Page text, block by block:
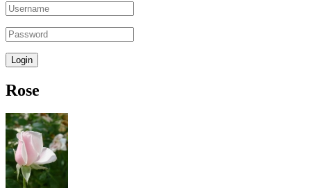
Rose